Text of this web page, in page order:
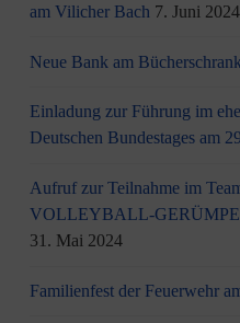
am Vi­li­cher Bach 7. Juni 2024
Neue Bank am
Einladung zur Führung im
Deutschen Bundestages am
Aufruf zur Teilnahme im
VOLLEYBALL-
31. Mai 2024
Familienfest der Feuerwehr